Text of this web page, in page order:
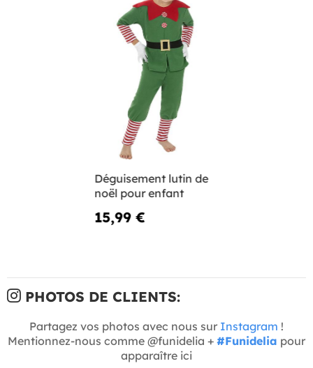
Déguisement lutin de
noël pour enfant
15,99 €
PHOTOS DE CLIENTS:
Partagez vos photos avec nous sur Instagram !
Mentionnez-nous comme @funidelia + #Funidelia pour
apparaître ici